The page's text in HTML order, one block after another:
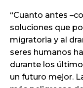
“Cuanto antes
soluciones que
migratoria y al
seres humanos
durante los
un futuro mejor.